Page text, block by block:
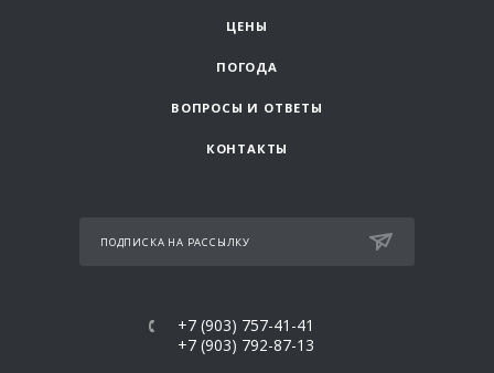
ЦЕНЫ
ПОГОДА
ВОПРОСЫ И ОТВЕТЫ
КОНТАКТЫ
ПОДПИСКА НА РАССЫЛКУ
+7 (903) 757-41-41
+7 (903) 792-87-13